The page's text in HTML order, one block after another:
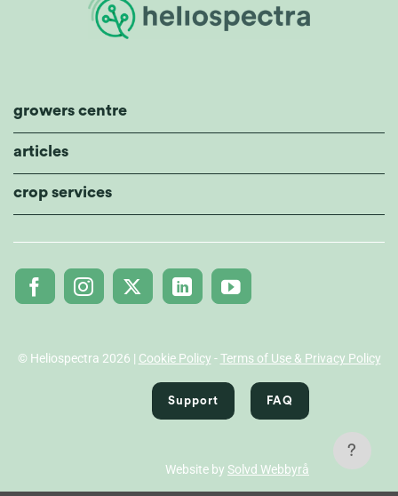
?
growers centre
articles
crop services
© Heliospectra 2026 | Cookie Policy -Terms of Use & Privacy Policy
Support FAQ
Website by Solvd Webbyrå